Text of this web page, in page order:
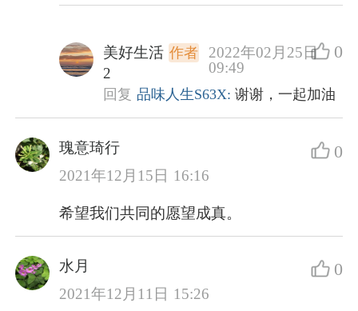
美好生活
2
作者
2022年02月25日
09:49
0
回复 品味人生S63X: 谢谢，一起加油
瑰意琦行
2021年12月15日 16:16
0
希望我们共同的愿望成真。
水月
2021年12月11日 15:26
0